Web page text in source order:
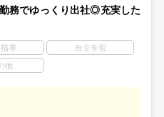
務でゆっくり出社◎充実した
導 自立学習
他